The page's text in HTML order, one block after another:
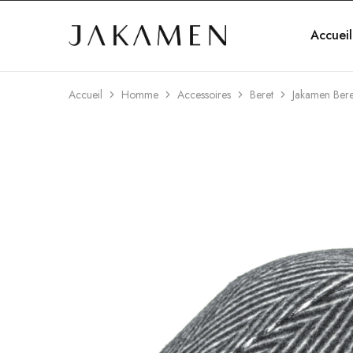
Jakamen Accueil
Accueil Homme Accessoires Beret Jakamen